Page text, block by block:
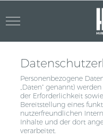
Mobile Menu Toggle
Personenbezogene
„Daten“ genannt)
der Erforderlichkeit
Bereitstellung eines
nutzerfreundlichen
Inhalte und der dort
verarbeitet.